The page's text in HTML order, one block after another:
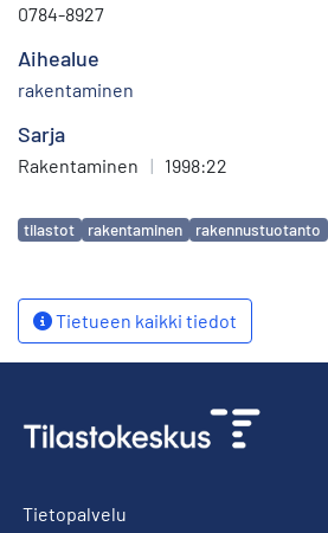
0784-8927
Aihealue
rakentaminen
Sarja
Rakentaminen | 1998:22
Avainsanat
tilastot rakentaminen rakennustuotanto
Tietueen kaikki tiedot
Tietopalvelu